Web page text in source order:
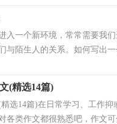
入一个新环境，常常需要我们
与陌生人的关系。如何写出
理的高中自我介绍作文，希望
(精选14篇)
选14篇)在日常学习、工作抑
各类作文都很熟悉吧，作文可